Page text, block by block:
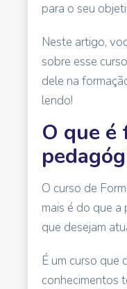
para o seu
Neste artigo,
sobre esse
dele na
lendo!
O que é
O curso de
mais é do que
que desejam
É um curso que
conhecimentos